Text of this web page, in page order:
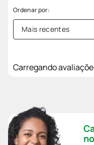
Mais recentes
Carregando